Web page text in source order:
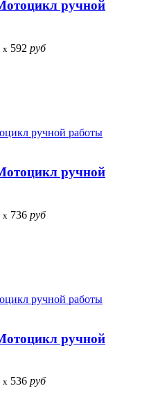
ручной
x 592 руб
ручной
x 736 руб
ручной
x 536 руб